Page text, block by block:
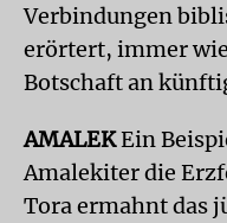
Verbindungen
erörtert, immer
Botschaft an
AMALEKEin
Amalekiter die
Tora ermahnt das